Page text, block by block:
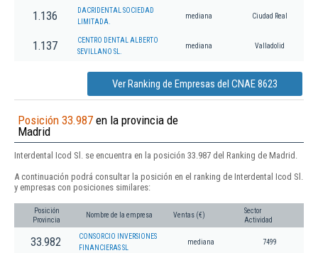
1.136
DACRIDENTAL SOCIEDAD
LIMITADA.
mediana Ciudad Real
1.137
CENTRO DENTAL ALBERTO
SEVILLANO SL.
mediana Valladolid
Ver Ranking de Empresas del CNAE 8623
Posición 33.987 en la provincia de
Madrid
Interdental Icod Sl. se encuentra en la posición 33.987 del Ranking de Madrid.
A continuación podrá consultar la posición en el ranking de Interdental Icod Sl.
y empresas con posiciones similares:
Posición
Provincia
Nombre de la empresa Ventas (€)
Sector
Actividad
33.982
CONSORCIO INVERSIONES
FINANCIERAS SL
mediana 7499